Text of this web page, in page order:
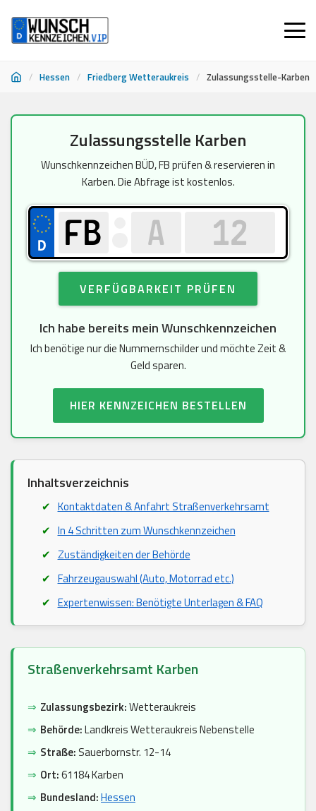
/ Hessen / Friedberg Wetteraukreis / Zulassungsstelle-Karben
springen
Zulassungsstelle Karben
Wunschkennzeichen BÜD, FB prüfen & reservieren in
Karben. Die Abfrage ist kostenlos.
VERFÜGBARKEIT PRÜFEN
Ich habe bereits mein Wunschkennzeichen
Ich benötige nur die Nummernschilder und möchte Zeit &
Geld sparen.
HIER KENNZEICHEN BESTELLEN
Inhaltsverzeichnis
Kontaktdaten & Anfahrt Straßenverkehrsamt
In 4 Schritten zum Wunschkennzeichen
Zuständigkeiten der Behörde
Fahrzeugauswahl (Auto, Motorrad etc.)
Expertenwissen: Benötigte Unterlagen & FAQ
Straßenverkehrsamt Karben
⇒ Zulassungsbezirk:Wetteraukreis
⇒ Behörde:Landkreis Wetteraukreis Nebenstelle
⇒ Straße: Sauerbornstr. 12-14
⇒ Ort:61184 Karben
⇒ Bundesland:Hessen